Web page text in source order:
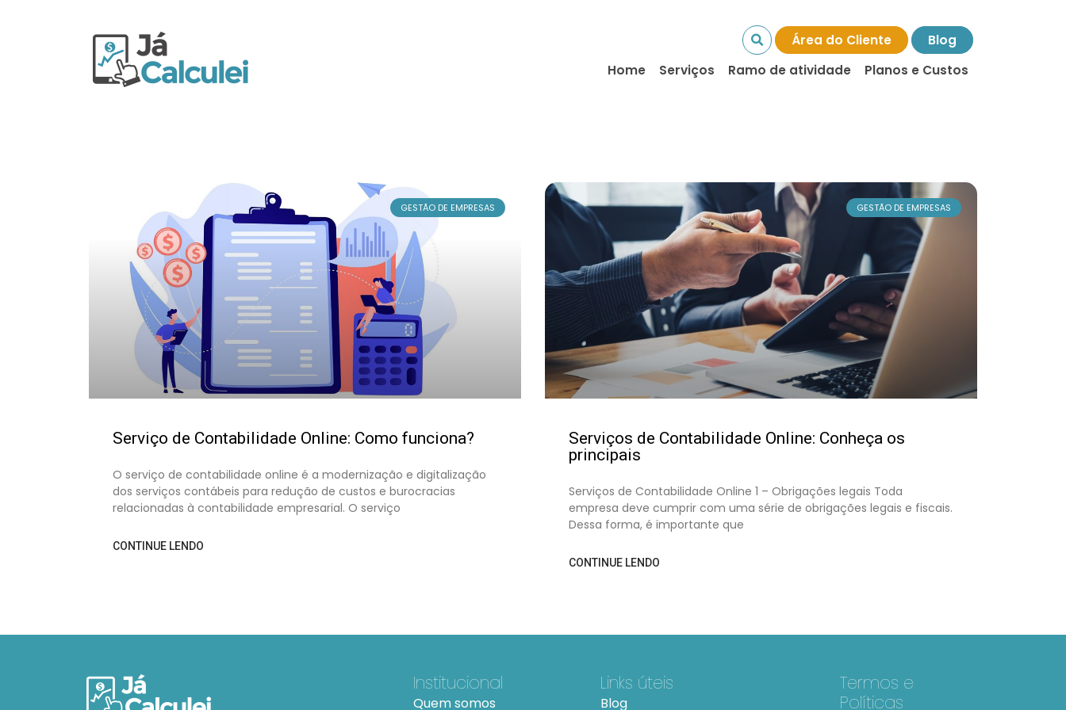
Área do Cliente
Blog
Home
Serviços Ramo de atividade Planos e Custos
GESTÃO DE EMPRESAS
Serviço de Contabilidade Online: Como funciona?
O serviço de contabilidade online é a modernização e digitalização
dos serviços contábeis para redução de custos e burocracias
relacionadas à contabilidade empresarial. O serviço
CONTINUE LENDO
GESTÃO DE EMPRESAS
Serviços de Contabilidade Online: Conheça os
principais
Serviços de Contabilidade Online 1 – Obrigações legais Toda
empresa deve cumprir com uma série de obrigações legais e fiscais.
Dessa forma, é importante que
CONTINUE LENDO
Institucional
Quem somos
Links úteis
Blog
Termos e
Políticas